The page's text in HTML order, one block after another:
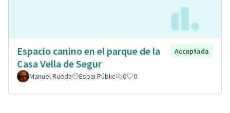
Espacio canino en el parque de la
Casa Vella de Segur
Acceptada
Manuel Rueda Espai Públic 0 0